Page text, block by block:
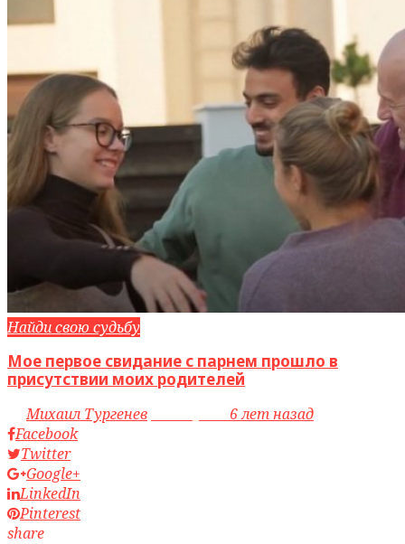
Найди свою судьбу
Мое первое свидание с парнем прошло в
присутствии моих родителей
byМихаил Тургенев
6 лет назад
Facebook
Twitter
Google+
LinkedIn
Pinterest
share